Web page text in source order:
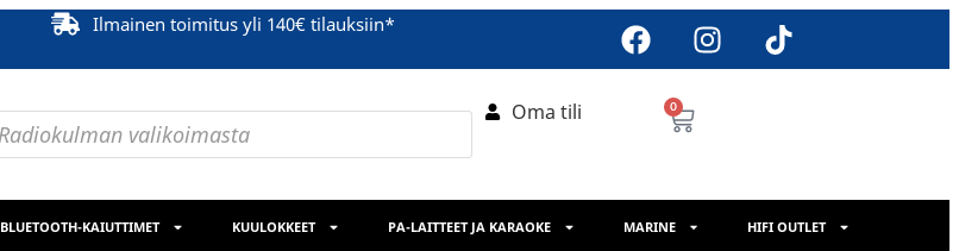
Ilmainen toimitus yli 140€ tilauksiin*
Oma tili 0
BLUETOOTH-KAIUTTIMET KUULOKKEET PA-LAITTEET JA KARAOKE MARINE HIFI OUTLET